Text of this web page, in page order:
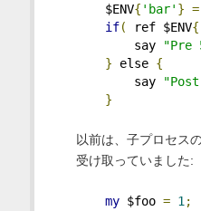
$ENV{ 'bar' } =
if( ref $ENV{
say
"Pre
} else {
say
}
以前は、子プロセス
受け取っていました:
my $foo = 1;